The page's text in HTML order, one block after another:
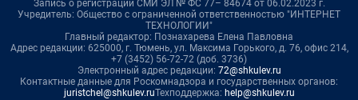
Запись о регистрации СМИ ЭЛ № ФС 77– 84674 от 06.02.2023 г.
Учредитель: Общество с ограниченной ответственностью "ИНТЕРНЕТ
ТЕХНОЛОГИИ"
Главный редактор: Познахарева Елена Павловна
Адрес редакции: 625000, г. Тюмень, ул. Максима Горького, д. 76, офис 214,
+7 (3452) 56-72-72 (доб. 3736)
Электронный адрес редакции: 72@shkulev.ru
Контактные данные для Роскомнадзора и государственных органов:
juristchel@shkulev.ruТехподдержка: help@shkulev.ru